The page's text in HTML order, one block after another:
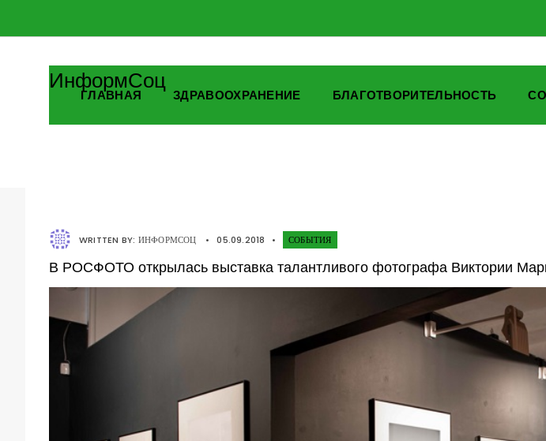
ИнформСоц
ГЛАВНАЯ ЗДРАВООХРАНЕНИЕ БЛАГОТВОРИТЕЛЬНОСТЬ
WRITTEN BY: ИНФОРМСОЦ • 05.09.2018 • СОБЫТИЯ
В РОСФОТО открылась выставка талантливого фотографа Виктории